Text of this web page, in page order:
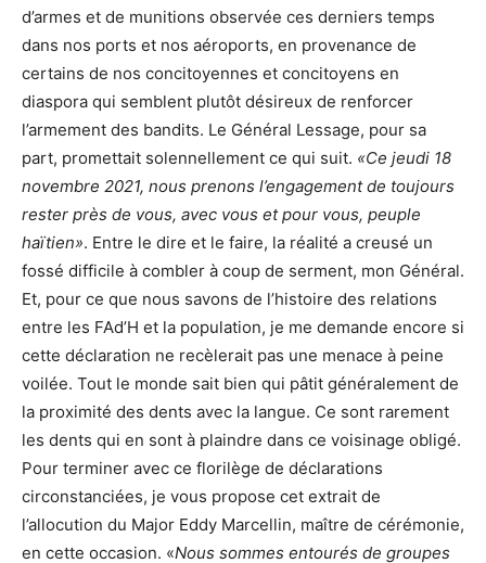
d’armes et de munitions observée ces derniers temps
dans nos ports et nos aéroports, en provenance de
certains de nos concitoyennes et concitoyens en
diaspora qui semblent plutôt désireux de renforcer
l’armement des bandits. Le Général Lessage, pour sa
part, promettait solennellement ce qui suit. «Ce jeudi 18
novembre 2021, nous prenons l’engagement de toujours
rester près de vous, avec vous et pour vous, peuple
haïtien». Entre le dire et le faire, la réalité a creusé un
fossé difficile à combler à coup de serment, mon Général.
Et, pour ce que nous savons de l’histoire des relations
entre les FAd’H et la population, je me demande encore si
cette déclaration ne recèlerait pas une menace à peine
voilée. Tout le monde sait bien qui pâtit généralement de
la proximité des dents avec la langue. Ce sont rarement
les dents qui en sont à plaindre dans ce voisinage obligé.
Pour terminer avec ce florilège de déclarations
circonstanciées, je vous propose cet extrait de
l’allocution du Major Eddy Marcellin, maître de cérémonie,
en cette occasion. «Nous sommes entourés de groupes